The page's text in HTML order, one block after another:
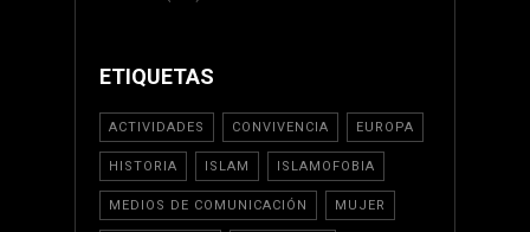
ETIQUETAS
ACTIVIDADES CONVIVENCIA EUROPA
HISTORIA ISLAM ISLAMOFOBIA
MEDIOS DE COMUNICACIÓN MUJER